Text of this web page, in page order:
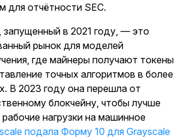
для отчётности SEC.
запущенный в 2021 году, — это
рынок для моделей
где майнеры получают токены
точных алгоритмов в более
В 2023 году она перешла от
блокчейну, чтобы лучше
нагрузки на машинное
подала Форму 10 для Grayscale